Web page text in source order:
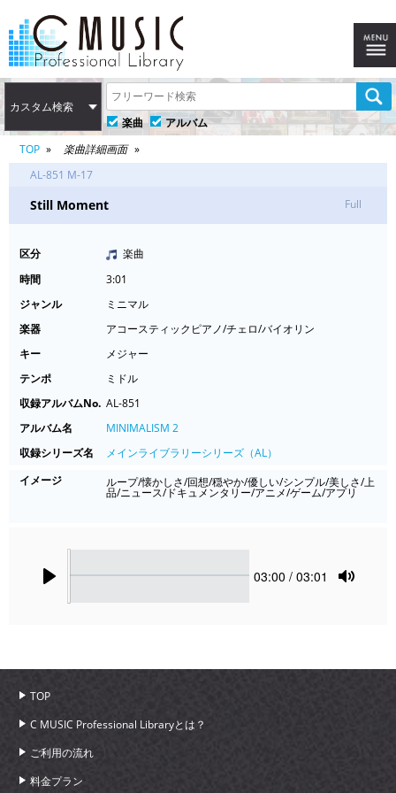
カスタム検索
楽曲
アルバム
TOP
楽曲詳細画面
AL-851 M-17
Still Moment Full
区分
楽曲
時間
3:01
ジャンル
ミニマル
楽器
アコースティックピアノ/チェロ/バイオリン
キー
メジャー
テンポ
ミドル
収録アルバムNo. AL-851
アルバム名
MINIMALISM 2
収録シリーズ名
メインライブラリーシリーズ（AL）
イメージ
ループ/懐かしさ/回想/穏やか/優しい/シンプル/美しさ/上
品/ニュース/ドキュメンタリー/アニメ/ゲーム/アプリ
Current
03:00 / 03:01
TOP
C MUSIC Professional Libraryとは？
ご利用の流れ
料金プラン